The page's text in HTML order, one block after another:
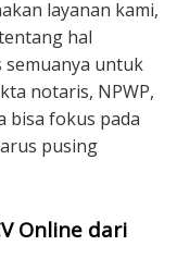
layanan kami,
hal
semuanya untuk
notaris, NPWP,
bisa fokus pada
pusing
Online dari